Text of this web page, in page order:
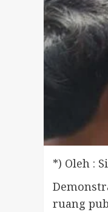
*) Oleh :
ruang